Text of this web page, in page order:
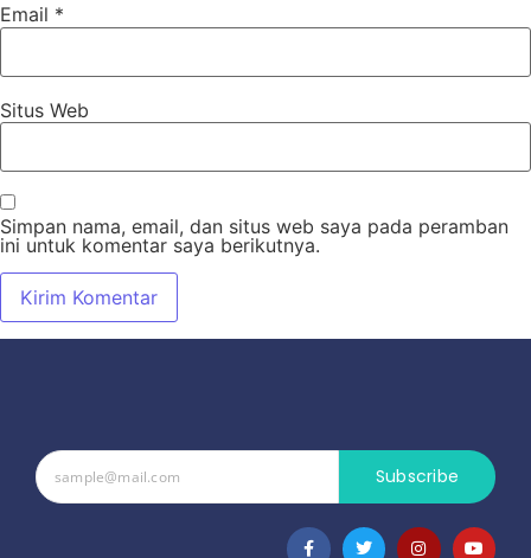
Email *
Situs Web
Simpan nama, email, dan situs web saya pada peramban
ini untuk komentar saya berikutnya.
Subscribe